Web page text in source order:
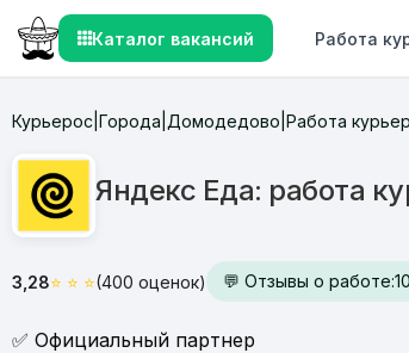
Каталог вакансий Работа
Курьерос Города Домодедово Работа
Яндекс Еда: работа
3,28⭐ ⭐ ⭐(400 оценок) 💬 Отзывы о работе:
✅ Официальный партнер